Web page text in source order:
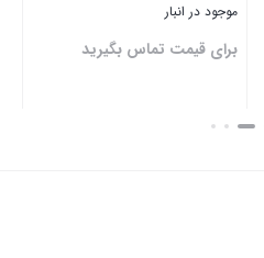
موجود در انبار
برای قیمت تماس بگیرید
بستن